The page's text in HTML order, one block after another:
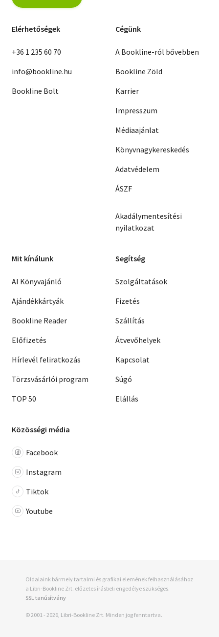
Elérhetőségek
+36 1 235 60 70
info@bookline.hu
Bookline Bolt
Cégünk
A Bookline-ról bővebben
Bookline Zöld
Karrier
Impresszum
Médiaajánlat
Könyvnagykereskedés
Adatvédelem
ÁSZF
Akadálymentesítési
nyilatkozat
Mit kínálunk
AI Könyvajánló
Ajándékkártyák
Bookline Reader
Előfizetés
Hírlevél feliratkozás
Törzsvásárlói program
TOP 50
Segítség
Szolgáltatások
Fizetés
Szállítás
Átvevőhelyek
Kapcsolat
Súgó
Elállás
Közösségi média
Facebook
Instagram
Tiktok
Youtube
Oldalaink bármely tartalmi és grafikai elemének felhasználásához
a Libri-Bookline Zrt. előzetes írásbeli engedélye szükséges.
SSL tanúsítvány
© 2001 - 2026, Libri-Bookline Zrt. Minden jog fenntartva.